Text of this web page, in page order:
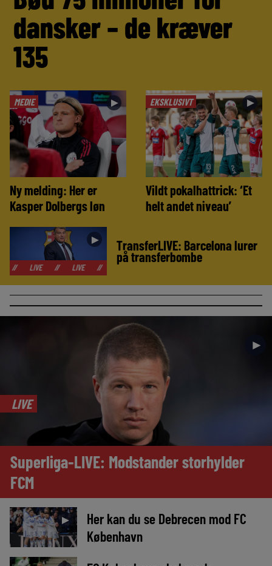
dansker – de kræver
135
MEDIE ►
Ny melding: Her er
Kasper Dolbergs løn
EKSKLUSIVT ►
Vildt pokalhattrick: ‘Et
helt andet niveau’
►
// LIVE // LIVE // LIVE
TransferLIVE: Barcelona lurer
på transferbombe
►
LIVE
Superliga-LIVE: Modstander storhylder
FCM
►
Her kan du se Debrecen mod FC
København